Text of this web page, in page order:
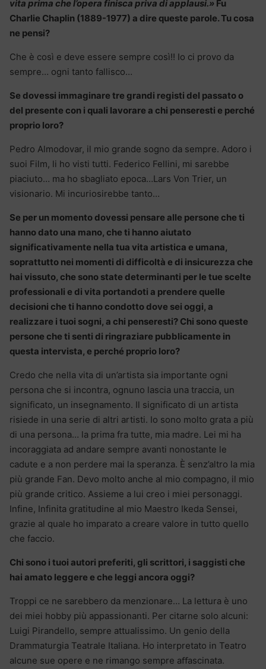
vita prima che l’opera finisca priva di applausi.» Fu
Charlie Chaplin (1889-1977) a dire queste parole. Tu cosa
ne pensi?
Che è così e deve essere sempre così!! Io ci provo da
sempre… ogni tanto fallisco…
Se dovessi immaginare tre grandi registi del passato o
del presente con i quali lavorare a chi penseresti e perché
proprio loro?
Pedro Almodovar, il mio grande sogno da sempre. Adoro i
suoi Film, li ho visti tutti. Federico Fellini, mi sarebbe
piaciuto… ma ho sbagliato epoca…Lars Von Trier, un
visionario. Mi incuriosirebbe tanto…
Se per un momento dovessi pensare alle persone che ti
hanno dato una mano, che ti hanno aiutato
significativamente nella tua vita artistica e umana,
soprattutto nei momenti di difficoltà e di insicurezza che
hai vissuto, che sono state determinanti per le tue scelte
professionali e di vita portandoti a prendere quelle
decisioni che ti hanno condotto dove sei oggi, a
realizzare i tuoi sogni, a chi penseresti? Chi sono queste
persone che ti senti di ringraziare pubblicamente in
questa intervista, e perché proprio loro?
Credo che nella vita di un’artista sia importante ogni
persona che si incontra, ognuno lascia una traccia, un
significato, un insegnamento. Il significato di un artista
risiede in una serie di altri artisti. Io sono molto grata a più
di una persona… la prima fra tutte, mia madre. Lei mi ha
incoraggiata ad andare sempre avanti nonostante le
cadute e a non perdere mai la speranza. È senz’altro la mia
più grande Fan. Devo molto anche al mio compagno, il mio
più grande critico. Assieme a lui creo i miei personaggi.
Infine, Infinita gratitudine al mio Maestro Ikeda Sensei,
grazie al quale ho imparato a creare valore in tutto quello
che faccio.
Chi sono i tuoi autori preferiti, gli scrittori, i saggisti che
hai amato leggere e che leggi ancora oggi?
Troppi ce ne sarebbero da menzionare… La lettura è uno
dei miei hobby più appassionanti. Per citarne solo alcuni:
Luigi Pirandello, sempre attualissimo. Un genio della
Drammaturgia Teatrale Italiana. Ho interpretato in Teatro
alcune sue opere e ne rimango sempre aﬀascinata.